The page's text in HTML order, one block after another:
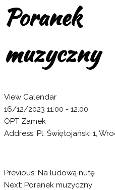
Poranek
muzyczny
View Calendar
16/12/2023 11:00 - 12:00
OPT Zamek
Address: Pl. Świętojański 1,
Nawigacja
Previous: Na ludową nutę
Next: Poranek muzyczny